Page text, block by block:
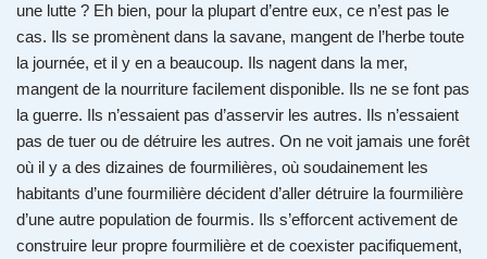
une lutte ? Eh bien, pour la plupart d’entre eux, ce n’est pas le
cas. Ils se promènent dans la savane, mangent de l’herbe toute
la journée, et il y en a beaucoup. Ils nagent dans la mer,
mangent de la nourriture facilement disponible. Ils ne se font pas
la guerre. Ils n’essaient pas d’asservir les autres. Ils n’essaient
pas de tuer ou de détruire les autres. On ne voit jamais une forêt
où il y a des dizaines de fourmilières, où soudainement les
habitants d’une fourmilière décident d’aller détruire la fourmilière
d’une autre population de fourmis. Ils s’efforcent activement de
construire leur propre fourmilière et de coexister pacifiquement,